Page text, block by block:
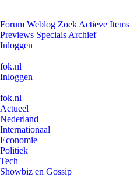
Forum Weblog Zoek Actieve Items
Previews Specials Archief
Inloggen
fok.nl
Inloggen
fok.nl
Actueel
Nederland
Internationaal
Economie
Politiek
Tech
Showbiz en Gossip